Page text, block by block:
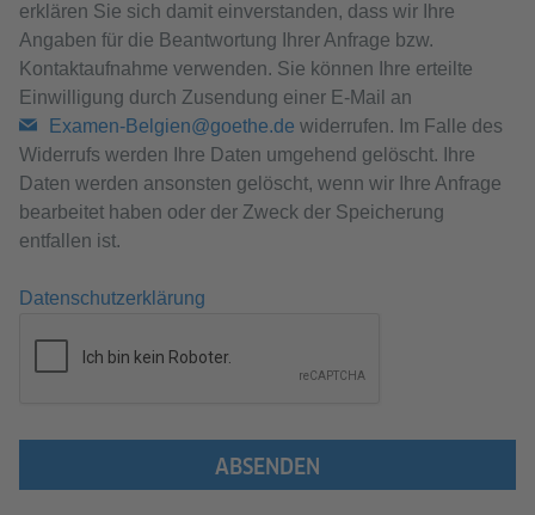
erklären Sie sich damit einverstanden, dass wir Ihre
Angaben für die Beantwortung Ihrer Anfrage bzw.
Kontaktaufnahme verwenden. Sie können Ihre erteilte
Einwilligung durch Zusendung einer E-Mail an
Examen-Belgien@goethe.de widerrufen. Im Falle des
Widerrufs werden Ihre Daten umgehend gelöscht. Ihre
Daten werden ansonsten gelöscht, wenn wir Ihre Anfrage
bearbeitet haben oder der Zweck der Speicherung
entfallen ist.
Datenschutzerklärung
ABSENDEN